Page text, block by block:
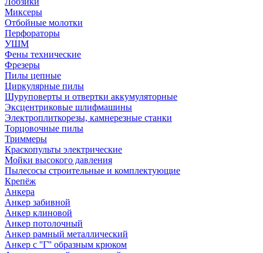
Миксеры
Отбойные молотки
Перфораторы
УШМ
Фены технические
Фрезеры
Пилы цепные
Циркулярные пилы
Шуруповерты и отвертки аккумуляторные
Эксцентриковые шлифмашины
Электроплиткорезы, камнерезные станки
Торцовочные пилы
Триммеры
Краскопульты электрические
Мойки высокого давления
Пылесосы строительные и комплектующие
Крепёж
Анкера
Анкер забивной
Анкер клиновой
Анкер потолочный
Анкер рамный металлический
Анкер с ''Г'' образным крюком